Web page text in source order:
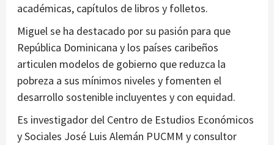
académicas, capítulos de libros y folletos.
Miguel se ha destacado por su pasión para que
República Dominicana y los países caribeños
articulen modelos de gobierno que reduzca la
pobreza a sus mínimos niveles y fomenten el
desarrollo sostenible incluyentes y con equidad.
Es investigador del Centro de Estudios Económicos
y Sociales José Luis Alemán PUCMM y consultor